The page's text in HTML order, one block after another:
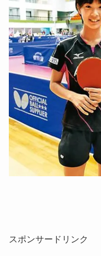
スポンサードリンク